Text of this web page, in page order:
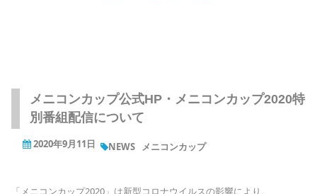
メニコンカップ公式HP・メニコンカップ2020特
別番組配信について
2020年9月11日 NEWS メニコンカップ
「メニコンカップ2020」は新型コロナウイルスの影響により、